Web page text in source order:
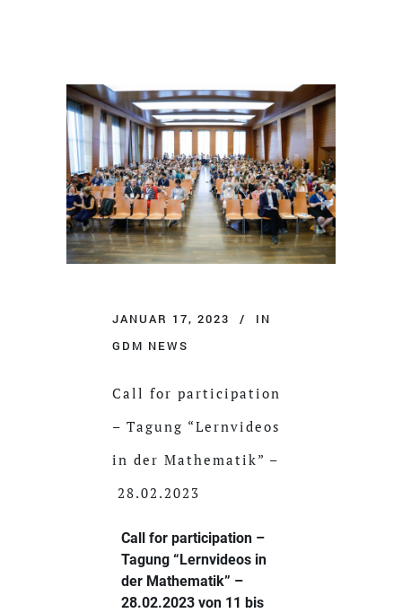
JANUAR 17, 2023
IN
GDM NEWS
Call for participation
– Tagung “Lernvideos
in der Mathematik” –
28.02.2023
Call for participation –
Tagung “Lernvideos in
der Mathematik” –
28.02.2023 von 11 bis